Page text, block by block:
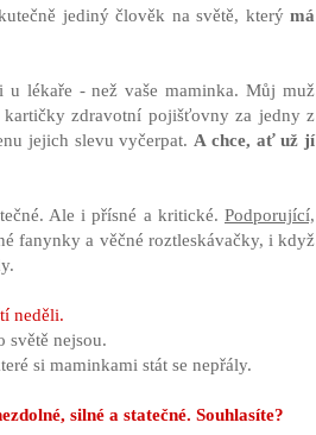
jediný člověk na světě, který má
u lékaře - než vaše maminka. Můj muž
zdravotní pojišťovny za jedny z
jejich slevu vyčerpat. A chce, ať už jí
Ale i přísné a kritické. Podporující,
fanynky a věčné roztleskávačky, i když
neděli.
světě nejsou.
si maminkami stát se nepřály.
silné a statečné. Souhlasíte?